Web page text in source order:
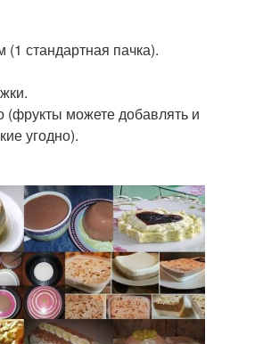
(1 стандартная пачка).
(фрукты можете добавлять и
угодно).